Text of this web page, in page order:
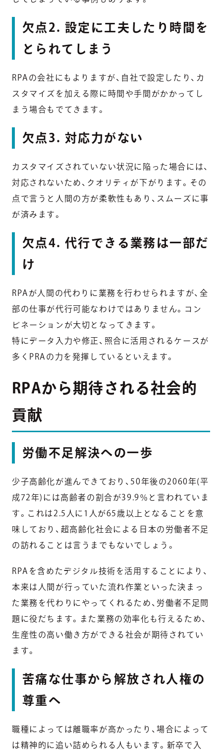
欠点2. 設定に工夫したり時間を
とられてしまう
RPAの会社にもよりますが、自社で設定したり、カ
スタマイズを加える際に時間や手間がかかってし
まう場合もでてきます。
欠点3. 対応力がない
カスタマイズされていない状況に陥った場合には、
対応されないため、クオリティが下がります。その
点で言うと人間の方が柔軟性もあり、スムーズに事
が済みます。
欠点4. 代行できる業務は一部だ
け
RPAが人間の代わりに業務を行わせられますが、全
部の仕事が代行可能なわけではありません。コン
ビネーションが大切となってきます。
特にデータ入力や修正、照合に活用されるケースが
多くPRAの力を発揮しているといえます。
RPAから期待される社会的
貢献
労働不足解決への一歩
少子高齢化が進んできており、50年後の2060年(平
成72年)には高齢者の割合が39.9％と言われていま
す。これは2.5人に1人が65歳以上となることを意
味しており、超高齢化社会による日本の労働者不足
の訪れることは言うまでもないでしょう。
RPAを含めたデジタル技術を活用することにより、
本来は人間が行っていた流れ作業といった決まっ
た業務を代わりにやってくれるため、労働者不足問
題に役だちます。また業務の効率化も行えるため、
生産性の高い働き方ができる社会が期待されてい
ます。
苦痛な仕事から解放され人権の
尊重へ
職種によっては離職率が高かったり、場合によって
は精神的に追い詰められる人もいます。新卒で入